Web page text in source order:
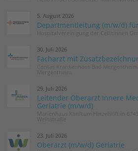
5. August 2026
Departmentleitung (m/w/d)
30. Juli 2026
Facharzt mit
29. Juli 2026
Leitender Oberarzt Innere
Geriatrie (m/w/d)
23. Juli 2026
Oberarzt (m/w/d) Geriatrie